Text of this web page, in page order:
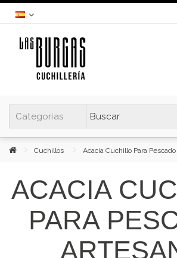
Cuchillos Acacia Cuchillo Para
ACACIA
PARA